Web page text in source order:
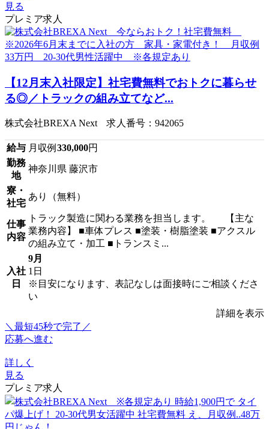
見る
プレミア求人
【12月末入社限定】社宅費無料でおトクに暮らせ
る◎／トラックの組み立てなど...
株式会社BREXA Next 求人番号：942065
給与 月収例 330,000円
勤務
地
神奈川県 藤沢市
寮・
社宅
あり（無料）
仕事
内容
トラック製造に関わる業務を担当します。 【主な
業務内容】 ■車体プレス ■塗装・樹脂塗装 ■アクスル
の組み立て・加工 ■トランスミ...
入社
日
9月
1日
※目安になります、表記なしは面接時にご相談くださ
い
詳細を表示
＼最短45秒で完了／
応募へ進む
詳しく
見る
プレミア求人